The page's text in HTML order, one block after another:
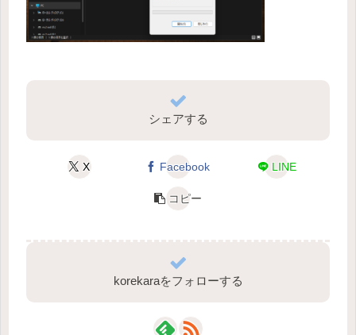
シェアする
X Facebook LINE
コピー
korekaraをフォローする